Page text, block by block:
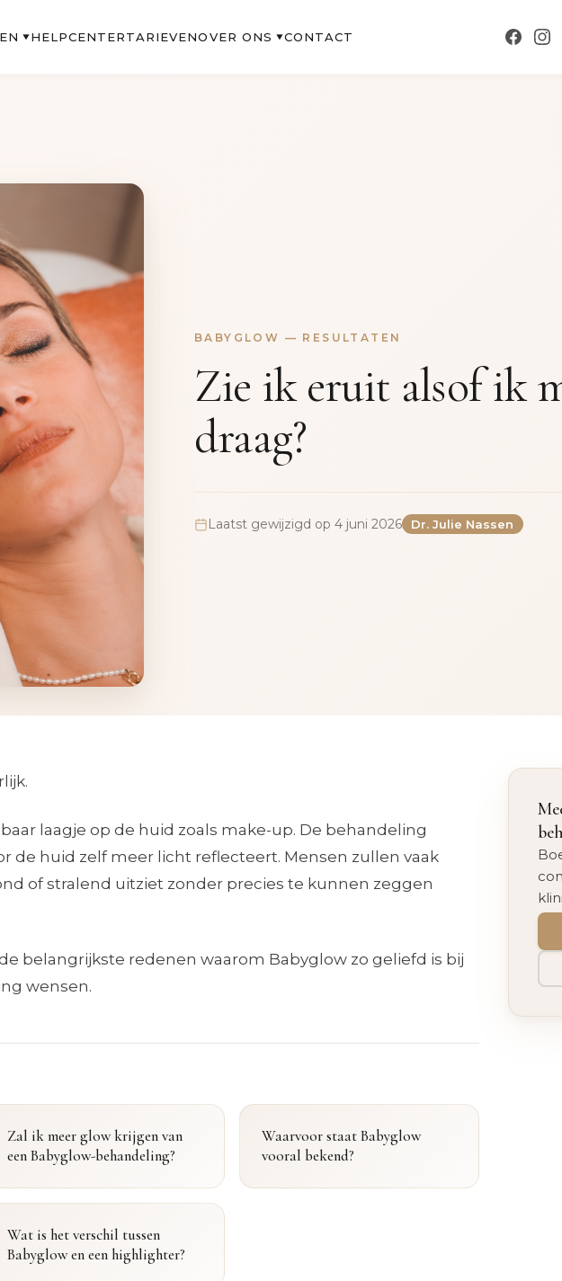
▼ HELPCENTERTARIEVENOVER ONS ▼CONTACT
BABYGLOW — RESULTATEN
Zie ik eruit alsof ik
draag?
Laatst gewijzigd op 4 juni 2026 Dr. Julie Nassen
laagje op de huid zoals make-up. De behandeling
de huid zelf meer licht reflecteert. Mensen zullen vaak
of stralend uitziet zonder precies te kunnen zeggen
belangrijkste redenen waarom Babyglow zo geliefd is bij
wensen.
Zal ik meer glow krijgen van
een Babyglow-behandeling?
Waarvoor staat Babyglow
vooral bekend?
Wat is het verschil tussen
Babyglow en een highlighter?